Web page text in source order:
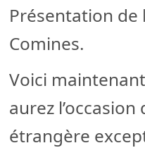
Présentation de
Comines.
Voici
aurez
étrangère